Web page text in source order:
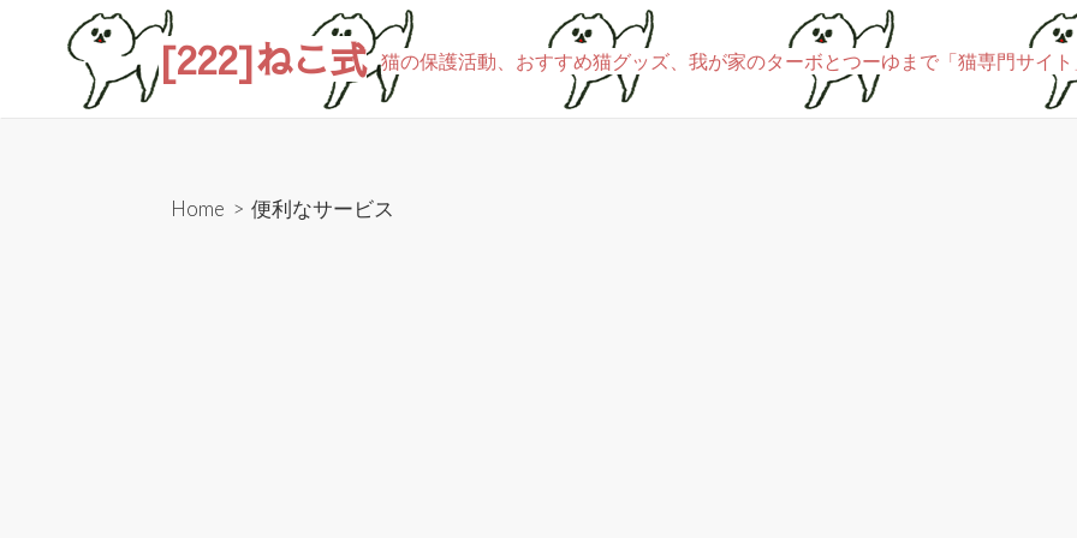
[222]ねこ式 猫の保護活動、おすすめ猫グッズ、我が家のターボとつーゆまで「猫専門サイト
Home > 便利なサービス